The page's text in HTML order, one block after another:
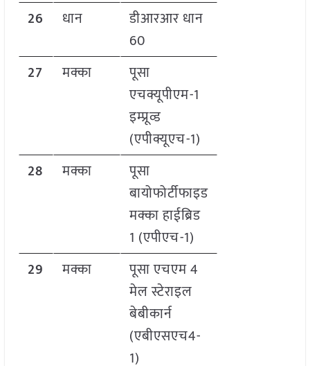
26
धान
डीआरआर धान
60
27
मक्का
पूसा
एचक्यूपीएम-1
इम्प्रूव्ड
(एपीक्यूएच-1)
28
मक्का
पूसा
बायोफोर्टीफाइड
मक्का हाईब्रिड
1 (एपीएच-1)
29
मक्का
पूसा एचएम 4
मेल स्टेराइल
बेबीकार्न
(एबीएसएच4-
1)